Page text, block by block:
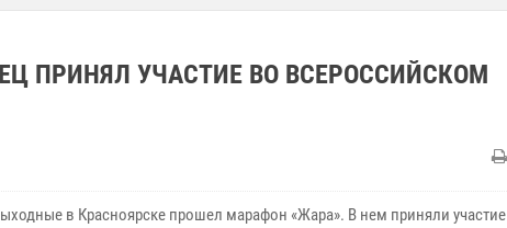
ПРИНЯЛ УЧАСТИЕ ВО ВСЕРОССИЙСКОМ
в Красноярске прошел марафон «Жара». В нем приняли участие